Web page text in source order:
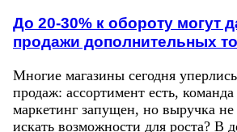
До 20-30% к обороту могут
продажи дополнительных
Многие магазины сегодня
продаж: ассортимент есть, команда
маркетинг запущен, но выручка не
искать возможности для роста? В